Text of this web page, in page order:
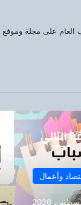
على مجلة وموقع
التالي
وأعمال